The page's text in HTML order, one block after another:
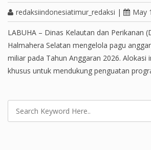
redaksiindonesiatimur_redaksi | May
LABUHA – Dinas Kelautan dan Perikanan
Halmahera Selatan mengelola pagu
miliar pada Tahun Anggaran 2026. Alokasi
khusus untuk mendukung penguatan